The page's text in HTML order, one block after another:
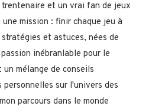
trentenaire et un vrai fan de jeux
mission : finir chaque jeu à
et astuces, nées de
inébranlable pour le
mélange de conseils
sur l'univers des
parcours dans le monde